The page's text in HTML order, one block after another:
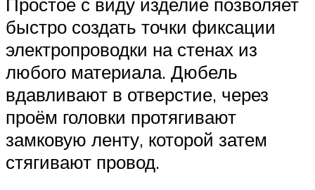
быстро создать точки фиксации
электропроводки на стенах из
любого материала. Дюбель
вдавливают в отверстие, через
проём головки протягивают
замковую ленту, которой затем
стягивают провод.